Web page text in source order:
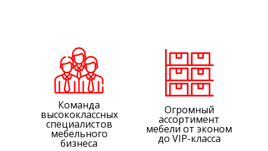
Команда
высококлассных
специалистов
мебельного
бизнеса
Огромный
ассортимент
мебели от эконом
до VIP-класса